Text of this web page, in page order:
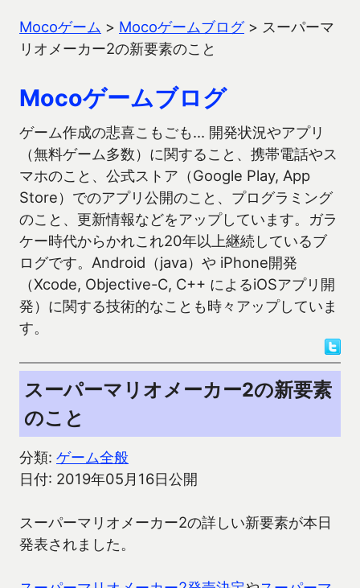
Mocoゲーム > Mocoゲームブログ> スーパーマ
リオメーカー2の新要素のこと
Mocoゲームブログ
ゲーム作成の悲喜こもごも… 開発状況やアプリ
（無料ゲーム多数）に関すること、携帯電話やス
マホのこと、公式ストア（Google Play, App
Store）でのアプリ公開のこと、プログラミング
のこと、更新情報などをアップしています。ガラ
ケー時代からかれこれ20年以上継続しているブ
ログです。Android（java）や iPhone開発
（Xcode, Objective-C, C++ によるiOSアプリ開
発）に関する技術的なことも時々アップしていま
す。
スーパーマリオメーカー2の新要素
のこと
分類: ゲーム全般
日付: 2019年05月16日公開
スーパーマリオメーカー2の詳しい新要素が本日
発表されました。